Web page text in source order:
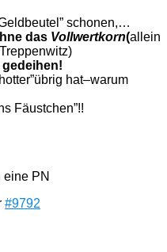
schonen,…
das Vollwertkorn(allein
Treppenwitz)
hat–warum
Fäustchen”!!
eine PN
#9792